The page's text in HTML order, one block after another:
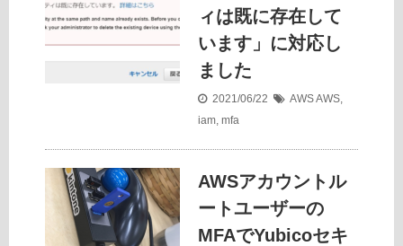
ィは既に存在して
います」に対応し
ました
2021/06/22 AWSAWS,
iam, mfa
AWSアカウントル
ートユーザーの
MFAでYubicoセキ